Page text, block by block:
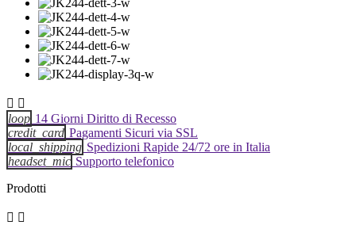
 
loop 14 Giorni Diritto di Recesso
credit_card Pagamenti Sicuri via SSL
local_shipping Spedizioni Rapide 24/72 ore in Italia
headset_mic Supporto telefonico
Prodotti
 